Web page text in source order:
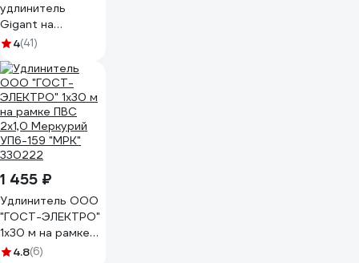
удлинитель
Gigant на
металлической
50 м 80080
4(41)
1 455 ₽
Удлинитель ООО
"ГОСТ-ЭЛЕКТРО"
1x30 м на рамке
ПВС 2x1,0
4.8(6)